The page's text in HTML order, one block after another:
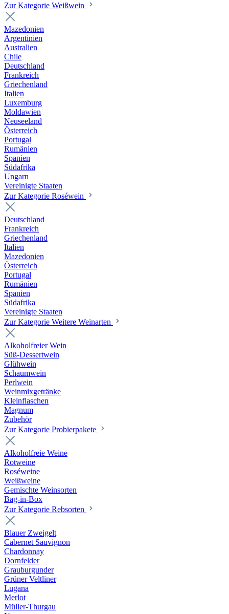
Zur Kategorie Weißwein
Mazedonien
Argentinien
Australien
Chile
Deutschland
Frankreich
Griechenland
Italien
Luxemburg
Moldawien
Neuseeland
Österreich
Portugal
Rumänien
Spanien
Südafrika
Ungarn
Vereinigte Staaten
Zur Kategorie Roséwein
Deutschland
Frankreich
Griechenland
Italien
Mazedonien
Österreich
Portugal
Rumänien
Spanien
Südafrika
Vereinigte Staaten
Zur Kategorie Weitere Weinarten
Alkoholfreier Wein
Süß-Dessertwein
Glühwein
Schaumwein
Perlwein
Weinmixgetränke
Kleinflaschen
Magnum
Zubehör
Zur Kategorie Probierpakete
Alkoholfreie Weine
Rotweine
Roséweine
Weißweine
Gemischte Weinsorten
Bag-in-Box
Zur Kategorie Rebsorten
Blauer Zweigelt
Cabernet Sauvignon
Chardonnay
Dornfelder
Grauburgunder
Grüner Veltliner
Lugana
Merlot
Müller-Thurgau